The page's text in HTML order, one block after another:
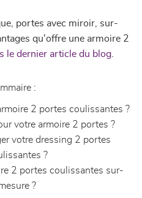
portes avec miroir, sur-
qu'offre une armoire 2
le dernier article du blog.
:
2 portes coulissantes ?
votre armoire 2 portes ?
votre dressing 2 portes
?
2 portes coulissantes sur-
?